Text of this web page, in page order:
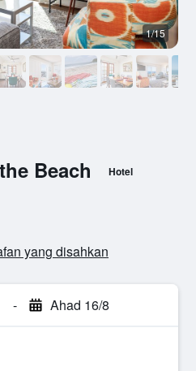
Beach Hotel
yang disahkan
- Ahad 16/8
1/15